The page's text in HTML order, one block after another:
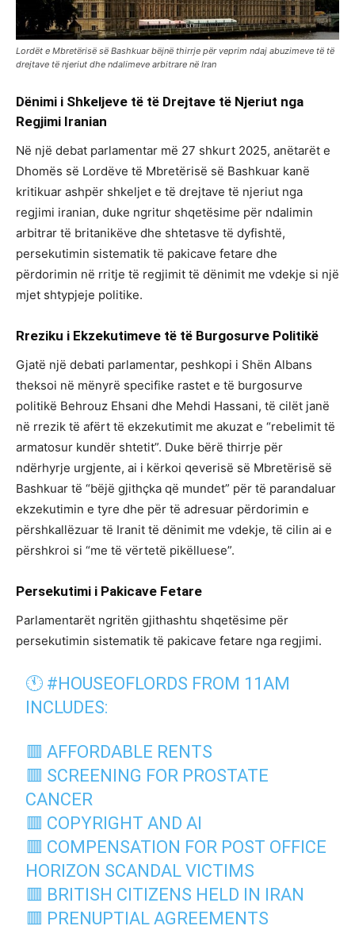
Lordët e Mbretërisë së Bashkuar bëjnë thirrje për veprim ndaj abuzimeve të të
drejtave të njeriut dhe ndalimeve arbitrare në Iran
Dënimi i Shkeljeve të të Drejtave të Njeriut nga
Regjimi Iranian
Në një debat parlamentar më 27 shkurt 2025, anëtarët e
Dhomës së Lordëve të Mbretërisë së Bashkuar kanë
kritikuar ashpër shkeljet e të drejtave të njeriut nga
regjimi iranian, duke ngritur shqetësime për ndalimin
arbitrar të britanikëve dhe shtetasve të dyfishtë,
persekutimin sistematik të pakicave fetare dhe
përdorimin në rritje të regjimit të dënimit me vdekje si një
mjet shtypjeje politike.
Rreziku i Ekzekutimeve të të Burgosurve Politikë
Gjatë një debati parlamentar, peshkopi i Shën Albans
theksoi në mënyrë specifike rastet e të burgosurve
politikë Behrouz Ehsani dhe Mehdi Hassani, të cilët janë
në rrezik të afërt të ekzekutimit me akuzat e “rebelimit të
armatosur kundër shtetit”. Duke bërë thirrje për
ndërhyrje urgjente, ai i kërkoi qeverisë së Mbretërisë së
Bashkuar të “bëjë gjithçka që mundet” për të parandaluar
ekzekutimin e tyre dhe për të adresuar përdorimin e
përshkallëzuar të Iranit të dënimit me vdekje, të cilin ai e
përshkroi si “me të vërtetë pikëlluese”.
Persekutimi i Pakicave Fetare
Parlamentarët ngritën gjithashtu shqetësime për
persekutimin sistematik të pakicave fetare nga regjimi.
🕚 #HOUSEOFLORDS FROM 11AM
INCLUDES:
🟥 AFFORDABLE RENTS
🟥 SCREENING FOR PROSTATE
CANCER
🟥 COPYRIGHT AND AI
🟥 COMPENSATION FOR POST OFFICE
HORIZON SCANDAL VICTIMS
🟥 BRITISH CITIZENS HELD IN IRAN
🟥 PRENUPTIAL AGREEMENTS